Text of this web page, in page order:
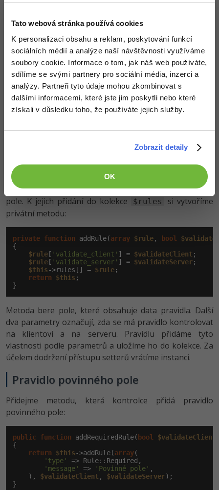
Tato webová stránka používá cookies
K personalizaci obsahu a reklam, poskytování funkcí
sociálních médií a analýze naší návštěvnosti využíváme
soubory cookie. Informace o tom, jak náš web používáte,
sdílíme se svými partnery pro sociální média, inzerci a
analýzy. Partneři tyto údaje mohou zkombinovat s
dalšími informacemi, které jste jim poskytli nebo které
získali v důsledku toho, že používáte jejich služby.
Zobrazit detaily
OK
Přidáme si šest položek:
enum Rules
{
case Required;
MaxLength;
case Password;
case DateTime;
case
case RequiredFile;
}
Další pravidla lze sestavit různými kombinacemi.
Přidávání pravidel
Každé pravidlo bude reprezentované jako asociativní
pole. K jejich přidání do kolekce
$rules
si vytvoříme
privátní metodu:
private function addRule(array $rule, bool
{
$rule [ 'validate_client' ] = $validateClient ;
$rule [ 'validate_server' ] = $validateServer;
$this->rules[] = $rule;
return
$this ;
}
Metoda bere pole, které obsahuje data pravidla. Další
dva parametry označují, zda se má pravidlo kontrolovat
na klientovi a na serveru. Pravidlu přidáme tyto
vlastnosti podle parametrů a uložíme ho do kolekce. Za
účelem dodržení přístupu setterů vrátíme instanci.
Pravidlo povinného pole
Přidejme metodu, která kontrolce přidá pravidlo
povinného pole:
public function addRequiredRule( bool $validateClient
{
return
$this->addRule(array(
'type'
=> Rule::Required,
'message'
=> 'Povinné pole' ,
    ),
$validateClient , $validateServer);
}